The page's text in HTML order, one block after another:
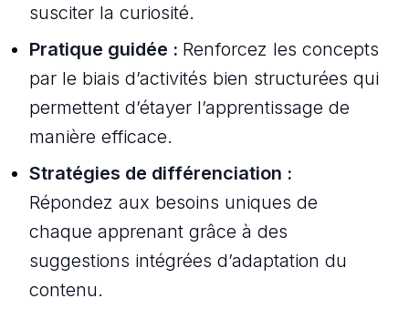
susciter la curiosité.
Pratique guidée : Renforcez les concepts
par le biais d’activités bien structurées qui
permettent d’étayer l’apprentissage de
manière efficace.
Stratégies de différenciation :
Répondez aux besoins uniques de
chaque apprenant grâce à des
suggestions intégrées d’adaptation du
contenu.